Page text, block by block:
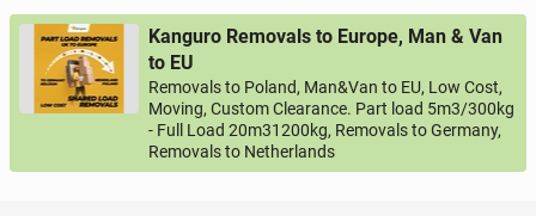
Kanguro Removals to Europe, Man & Van
to EU
Removals to Poland, Man&Van to EU, Low Cost,
Moving, Custom Clearance. Part load 5m3/300kg
- Full Load 20m31200kg, Removals to Germany,
Removals to Netherlands